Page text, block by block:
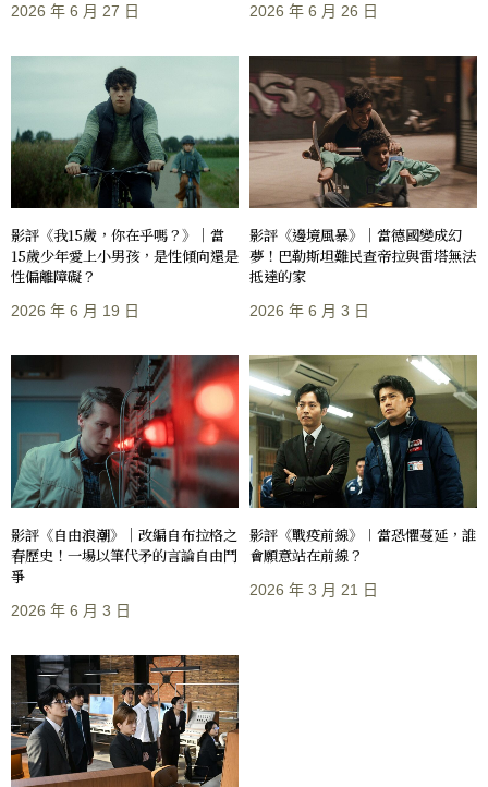
2026 年 6 月 27 日 2026 年 6 月 26 日
影評《我15歲，你在乎嗎？》｜當
15歲少年愛上小男孩，是性傾向還是
性偏離障礙？
2026 年 6 月 19 日
影評《邊境風暴》｜當德國變成幻
夢！巴勒斯坦難民查帝拉與雷塔無法
抵達的家
2026 年 6 月 3 日
影評《自由浪潮》｜改編自布拉格之
春歷史！一場以筆代矛的言論自由鬥
爭
2026 年 6 月 3 日
影評《戰疫前線》︱當恐懼蔓延，誰
會願意站在前線？
2026 年 3 月 21 日